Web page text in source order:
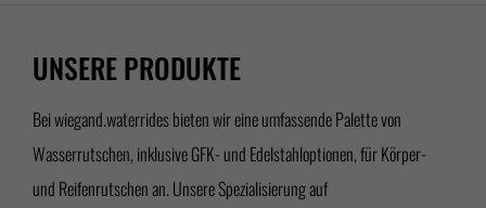
UNSERE PRODUKTE
Bei wiegand.waterrides bieten wir eine umfassende Palette von
Wasserrutschen, inklusive GFK- und Edelstahloptionen, für Körper-
und Reifenrutschen an. Unsere Spezialisierung auf